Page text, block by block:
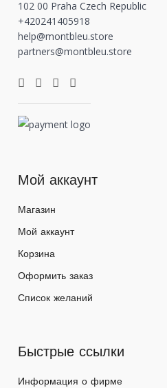
102 00 Praha Czech Republic
+420241405918
help@montbleu.store
partners@montbleu.store
Мой аккаунт
Магазин
Мой аккаунт
Корзина
Оформить заказ
Список желаний
Быстрые ссылки
Информация о фирме